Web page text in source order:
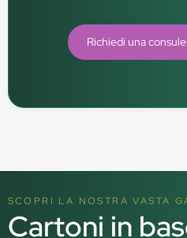
Richiedi una
SCOPRI LA NOSTRA VASTA
Cartoni in